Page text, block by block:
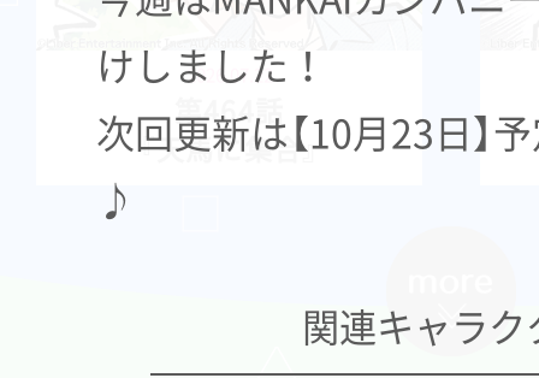
けしました！
次回更新は【10月23日】
♪
関連キャラク
2026.07.22
第464話
『天馬に集合』